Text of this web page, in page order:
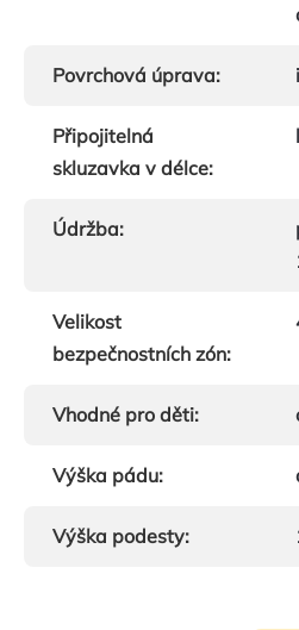
Povrchová úprava:
Připojitelná
skluzavka v délce:
Údržba:
Velikost
bezpečnostních zón:
Vhodné pro děti:
Výška pádu:
Výška podesty: